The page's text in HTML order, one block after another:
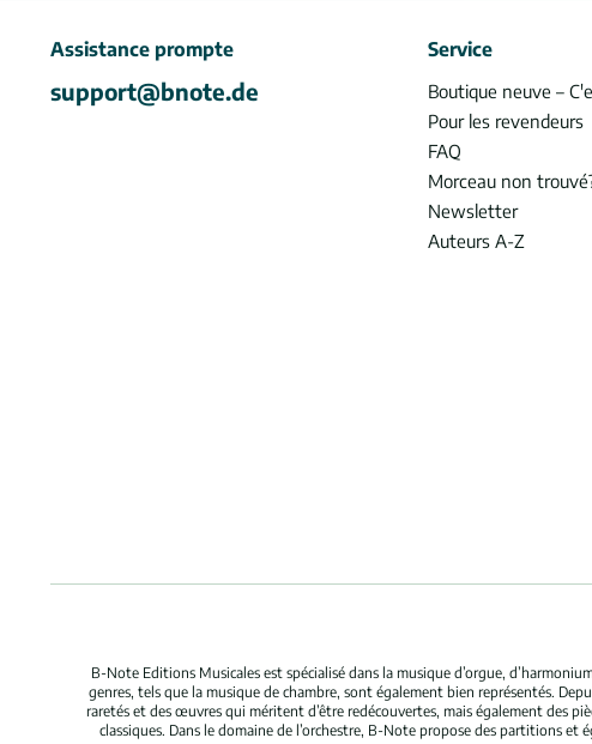
Assistance prompte
support@bnote.de
Service
Boutique neuve –
Pour les revendeurs
FAQ
Morceau non
Newsletter
Auteurs A-Z
B-Note Editions Musicales est spécialisé dans la musique d’orgue,
genres, tels que la musique de chambre, sont également bien représentés.
raretés et des œuvres qui méritent d’être redécouvertes, mais également des
classiques. Dans le domaine de l’orchestre, B-Note propose des partitions